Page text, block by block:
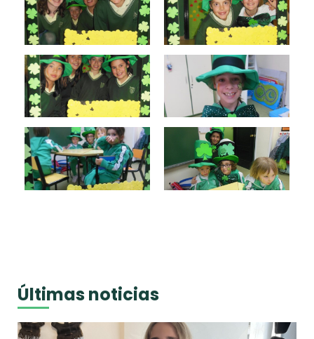
Últimas noticias